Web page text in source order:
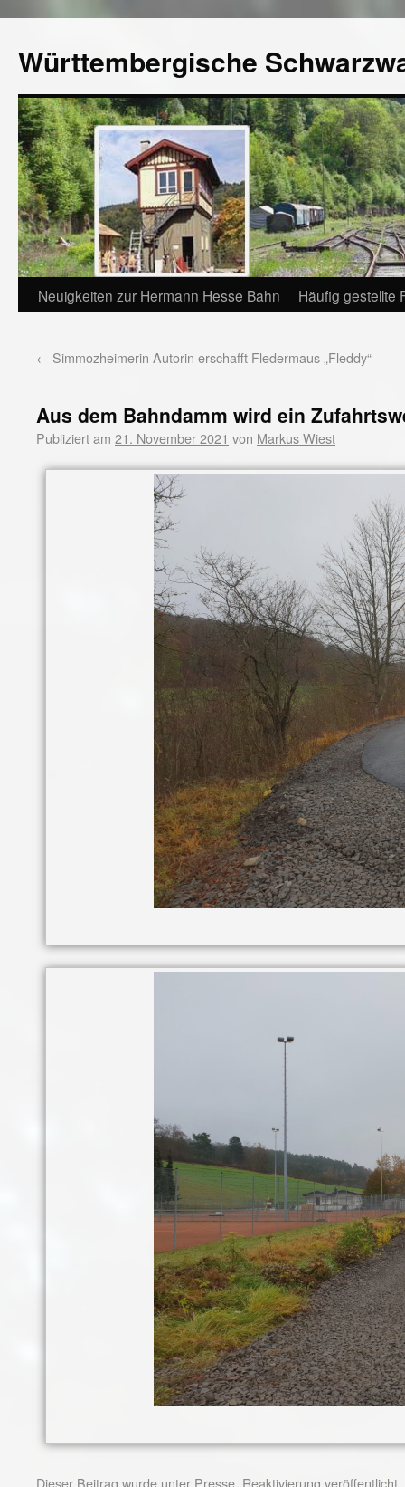
Württembergische
Neuigkeiten zur Hermann Hesse Bahn Häufig gestellte
← Simmozheimerin Autorin erschafft Fledermaus „Fleddy“
Aus dem Bahndamm wird ein
Publiziert am 21. November 2021 von Markus Wiest
Dieser Beitrag wurde unter Presse, Reaktivierung